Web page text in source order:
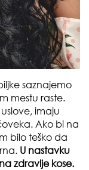
saznajemo
mestu raste.
imaju
Ako bi na
bilo teško da
U nastavku
zdravlje kose.